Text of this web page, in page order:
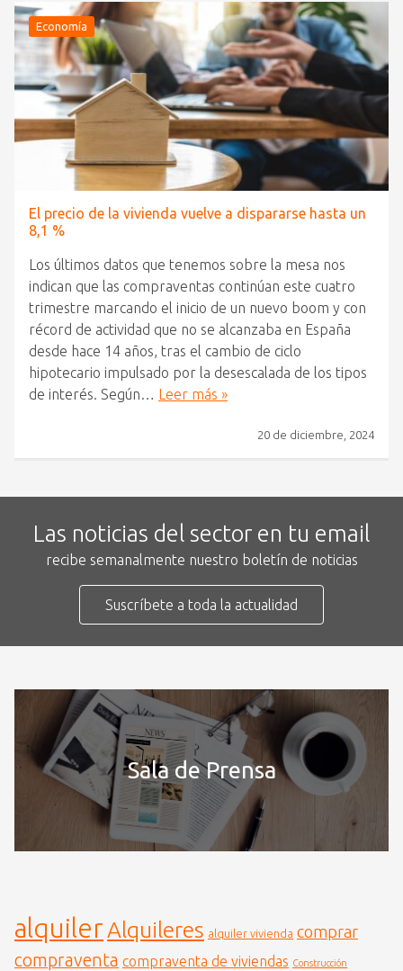
Economía
El precio de la vivienda vuelve a dispararse hasta un
8,1 %
Los últimos datos que tenemos sobre la mesa nos
indican que las compraventas continúan este cuatro
trimestre marcando el inicio de un nuevo boom y con
récord de actividad que no se alcanzaba en España
desde hace 14 años, tras el cambio de ciclo
hipotecario impulsado por la desescalada de los tipos
de interés. Según… Leer más »
20 de diciembre, 2024
Las noticias del sector en tu email
recibe semanalmente nuestro boletín de noticias
Suscríbete a toda la actualidad
Sala de Prensa
alquilerAlquileres alquiler vivienda comprar
compraventa compraventa de viviendas Construcción